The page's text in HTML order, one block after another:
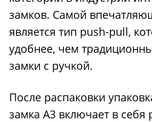
замков. Самой
является тип push-pull,
удобнее, чем
замки с ручкой.
После распаковки
замка A3 включает в себя